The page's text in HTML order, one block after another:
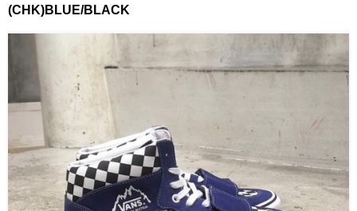
(CHK)BLUE/BLACK